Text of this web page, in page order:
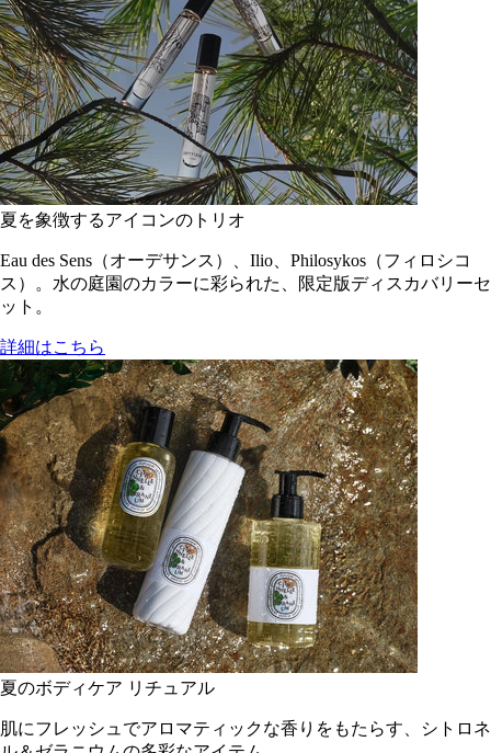
夏を象徴するアイコンのトリオ
Eau des Sens（オーデサンス）、Ilio、Philosykos（フィロシコ
ス）。水の庭園のカラーに彩られた、限定版ディスカバリーセ
ット。
詳細はこちら
夏のボディケア リチュアル
肌にフレッシュでアロマティックな香りをもたらす、シトロネ